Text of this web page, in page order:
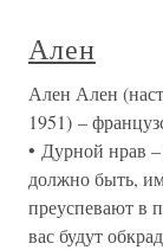
Ален
Ален Ален
1951) –
• Дурной нрав
должно быть,
преуспевают в
вас будут